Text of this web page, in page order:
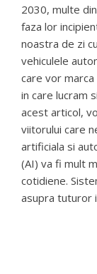
2030, multe
faza lor
noastra de zi
vehiculele
care vor
in care lucram
acest articol,
viitorului care
artificiala si
(AI) va fi mult
cotidiene.
asupra tuturor